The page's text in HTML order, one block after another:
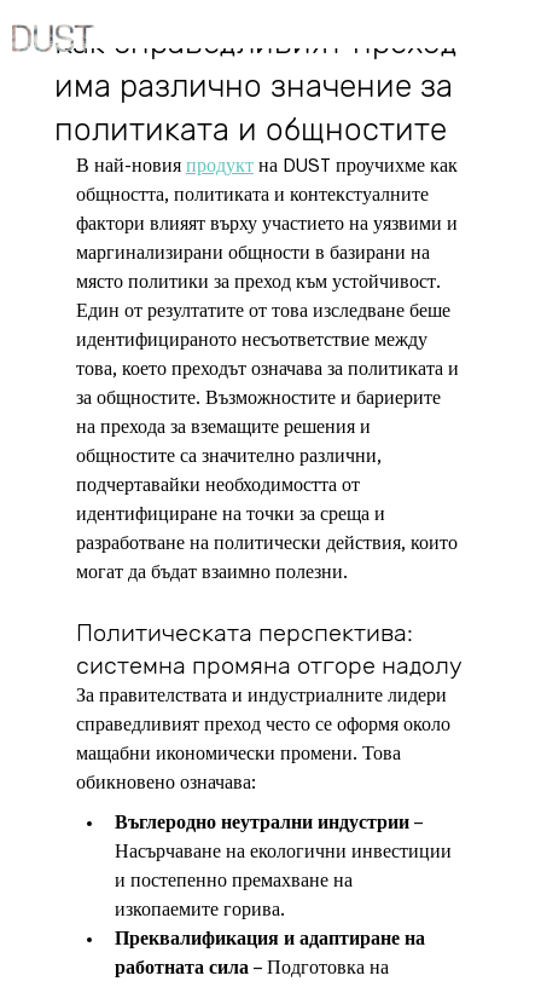
Как справедливият преход
има различно значение за
политиката и общностите
В най-новия продукт на DUST проучихме как
общността, политиката и контекстуалните
фактори влияят върху участието на уязвими и
маргинализирани общности в базирани на
място политики за преход към устойчивост.
Един от резултатите от това изследване беше
идентифицираното несъответствие между
това, което преходът означава за политиката и
за общностите. Възможностите и бариерите
на прехода за вземащите решения и
общностите са значително различни,
подчертавайки необходимостта от
идентифициране на точки за среща и
разработване на политически действия, които
могат да бъдат взаимно полезни.
Политическата перспектива:
системна промяна отгоре надолу
За правителствата и индустриалните лидери
справедливият преход често се оформя около
мащабни икономически промени. Това
обикновено означава:
Въглеродно неутрални индустрии –
Насърчаване на екологични инвестиции
и постепенно премахване на
изкопаемите горива.
Преквалификация и адаптиране на
работната сила – Подготовка на